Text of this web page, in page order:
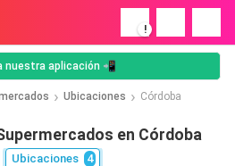
!
nuestra aplicación 📲
Ubicaciones Córdoba
en Córdoba
Ubicaciones 4